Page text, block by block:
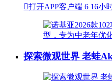
打开APP客户端 6 16小
探索微观世界 老蛙